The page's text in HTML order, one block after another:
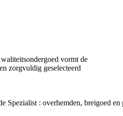
vormt de
zorgvuldig geselecteerd
Spezialist : overhemden,